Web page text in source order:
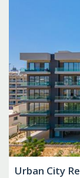
Urban City